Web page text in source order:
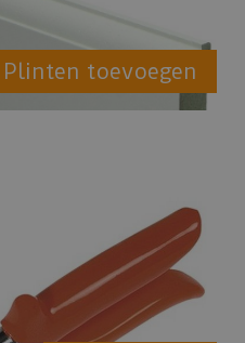
Plinten toevoegen